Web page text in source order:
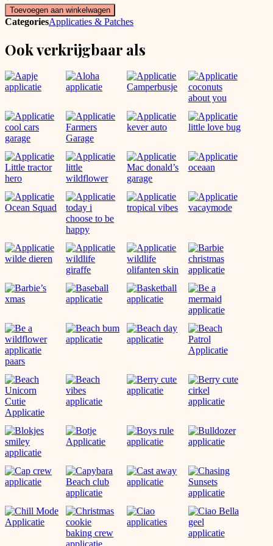
tropical
applicatie
aantal
Toevoegen aan winkelwagen
CategoriesApplicaties & Patches
Ook verkrijgbaar als